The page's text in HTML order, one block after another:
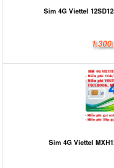
Sim 4G Viettel
Sim 4G Viettel